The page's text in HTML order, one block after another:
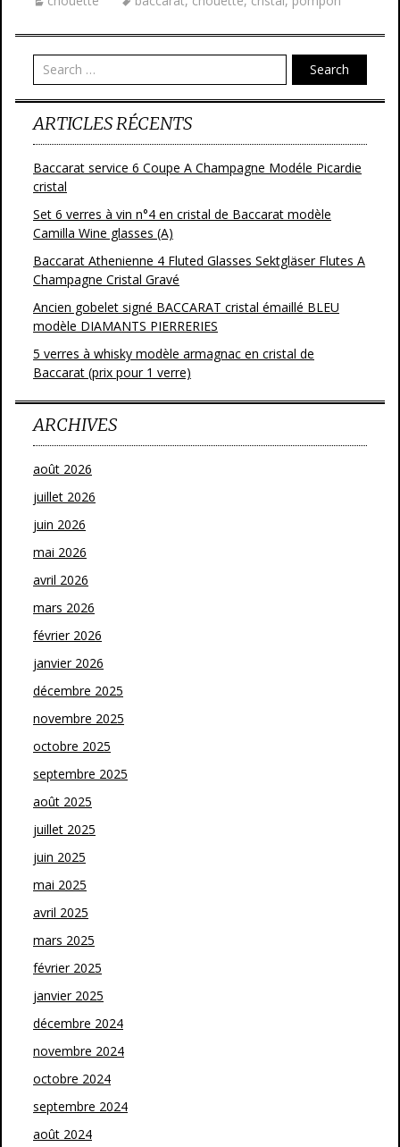
b
o
o
k
er l g
er
Search
ARTICLES RÉCENTS
Baccarat service 6 Coupe A Champagne Modéle Picardie
cristal
Set 6 verres à vin n°4 en cristal de Baccarat modèle
Camilla Wine glasses (A)
Baccarat Athenienne 4 Fluted Glasses Sektgläser Flutes A
Champagne Cristal Gravé
Ancien gobelet signé BACCARAT cristal émaillé BLEU
modèle DIAMANTS PIERRERIES
5 verres à whisky modèle armagnac en cristal de
Baccarat (prix pour 1 verre)
ARCHIVES
août 2026
juillet 2026
juin 2026
mai 2026
avril 2026
mars 2026
février 2026
janvier 2026
décembre 2025
novembre 2025
octobre 2025
septembre 2025
août 2025
juillet 2025
juin 2025
mai 2025
avril 2025
mars 2025
février 2025
janvier 2025
décembre 2024
novembre 2024
octobre 2024
septembre 2024
août 2024